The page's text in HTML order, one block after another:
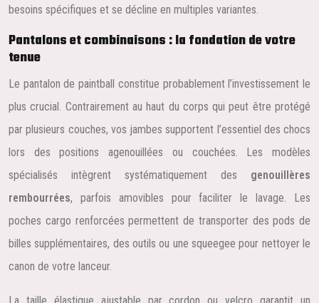
besoins spécifiques et se décline en multiples variantes.
Pantalons et combinaisons : la fondation de votre
tenue
Le pantalon de paintball constitue probablement l’investissement le
plus crucial. Contrairement au haut du corps qui peut être protégé
par plusieurs couches, vos jambes supportent l’essentiel des chocs
lors des positions agenouillées ou couchées. Les modèles
spécialisés intègrent systématiquement des genouillères
rembourrées, parfois amovibles pour faciliter le lavage. Les
poches cargo renforcées permettent de transporter des pods de
billes supplémentaires, des outils ou une squeegee pour nettoyer le
canon de votre lanceur.